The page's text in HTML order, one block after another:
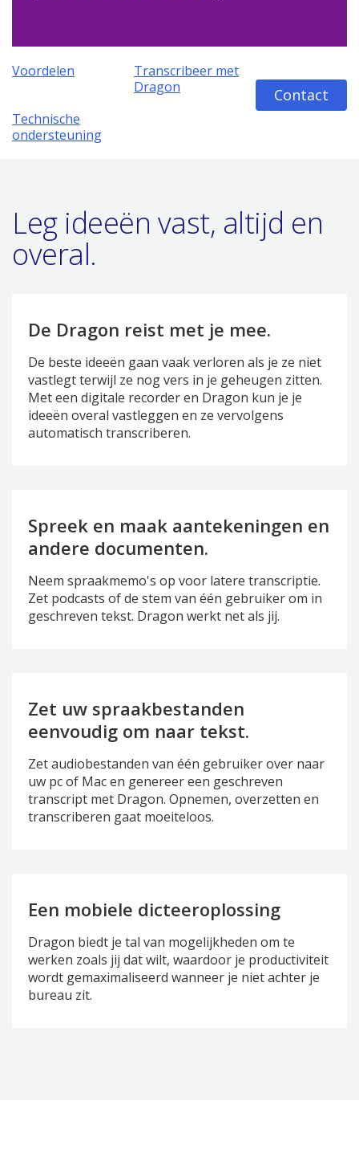
Voordelen
Transcribeer met
Dragon
Technische
ondersteuning
Contact
Leg ideeën vast, altijd en
overal.
De Dragon reist met je mee.
De beste ideeën gaan vaak verloren als je ze niet
vastlegt terwijl ze nog vers in je geheugen zitten.
Met een digitale recorder en Dragon kun je je
ideeën overal vastleggen en ze vervolgens
automatisch transcriberen.
Spreek en maak aantekeningen en
andere documenten.
Neem spraakmemo's op voor latere transcriptie.
Zet podcasts of de stem van één gebruiker om in
geschreven tekst. Dragon werkt net als jij.
Zet uw spraakbestanden
eenvoudig om naar tekst.
Zet audiobestanden van één gebruiker over naar
uw pc of Mac en genereer een geschreven
transcript met Dragon. Opnemen, overzetten en
transcriberen gaat moeiteloos.
Een mobiele dicteeroplossing
Dragon biedt je tal van mogelijkheden om te
werken zoals jij dat wilt, waardoor je productiviteit
wordt gemaximaliseerd wanneer je niet achter je
bureau zit.